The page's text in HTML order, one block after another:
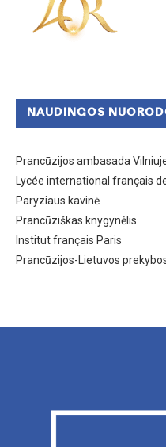
NAUDINGOS
Prancūzijos ambasada
Lycée international français
Paryziaus kavinė
Prancūziškas knygynėlis
Institut français Paris
Prancūzijos-Lietuvos